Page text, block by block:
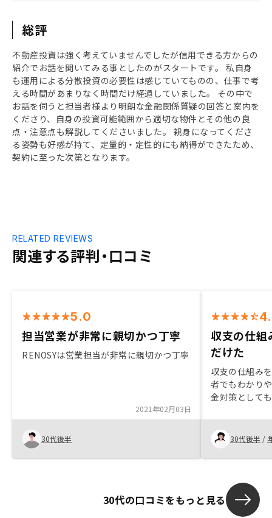
総評
不動産投資は強く考えていませんでしたが信用できる方からの
紹介でお話を聞いてみる事としたのがスタートです。 私自身
も運用による分散投資の必要性は感じていてものの、仕事で考
える時間があまりなく時間だけ経過していました。 その中で
お話を伺うと担当者様より明朗な金融関係質疑の回答と案内を
くださり、自身の投資可能範囲から適切な物件とその他の良
点・注意点も解説してくださいました。 親身になってくださ
る姿勢も好感が持て、定量的・定性的にも納得ができたため、
契約に至った次第となります。
関連する評判・口コミ
RELATED REVIEWS
5.0
担当営業が非常に親切かつ丁寧
RENOSYは営業担当が非常に親切かつ丁寧
2021年02月03日
30代後半
収支の仕組
だけた
収支の仕組み
者でもわかり
金対策として
ク分散を含め
です。30代後半 /
30代の口コミをもっと見る